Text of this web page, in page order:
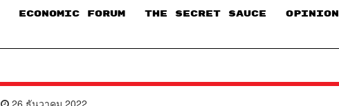
ECONOMIC FORUM THE SECRET SAUCE​ OPINION